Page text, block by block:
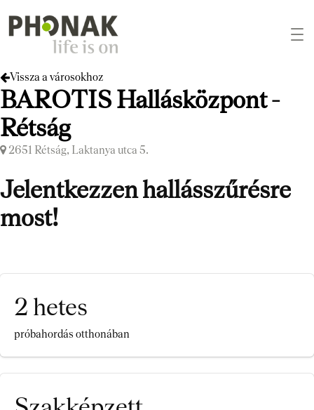
Vissza a városokhoz
BAROTIS Hallásközpont -
Rétság
2651 Rétság, Laktanya utca 5.
Jelentkezzen hallásszűrésre
most!
2 hetes
próbahordás otthonában